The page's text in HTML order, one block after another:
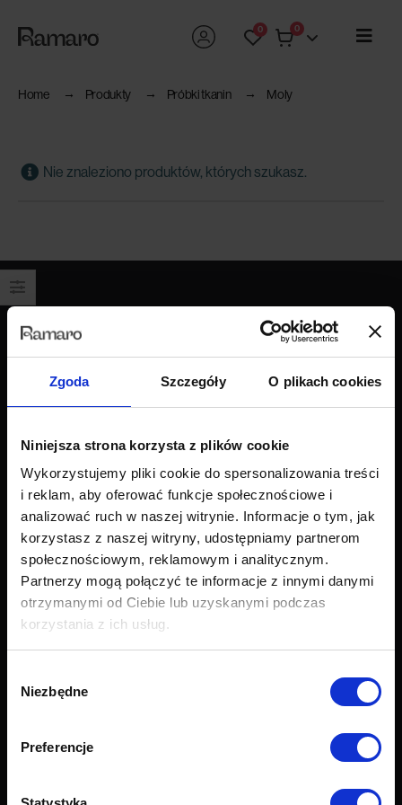
Zgoda Szczegóły O plikach cookies
Niniejsza strona korzysta z plików cookie
Wykorzystujemy pliki cookie do spersonalizowania treści
i reklam, aby oferować funkcje społecznościowe i
analizować ruch w naszej witrynie. Informacje o tym, jak
korzystasz z naszej witryny, udostępniamy partnerom
społecznościowym, reklamowym i analitycznym.
Partnerzy mogą połączyć te informacje z innymi danymi
otrzymanymi od Ciebie lub uzyskanymi podczas
korzystania z ich usług.
zgody
Niezbędne
Preferencje
0 0
Home Produkty Próbki tkanin Moly
Nie znaleziono produktów, których szukasz.
Produkty
Narożniki
Krzesła i fotele
Stoły i stoliki
Akcesoria
Nowości
Obsługa klienta
Dostawa
Najczęściej zadawane pytania (FAQ)
Raty Credit Agricole